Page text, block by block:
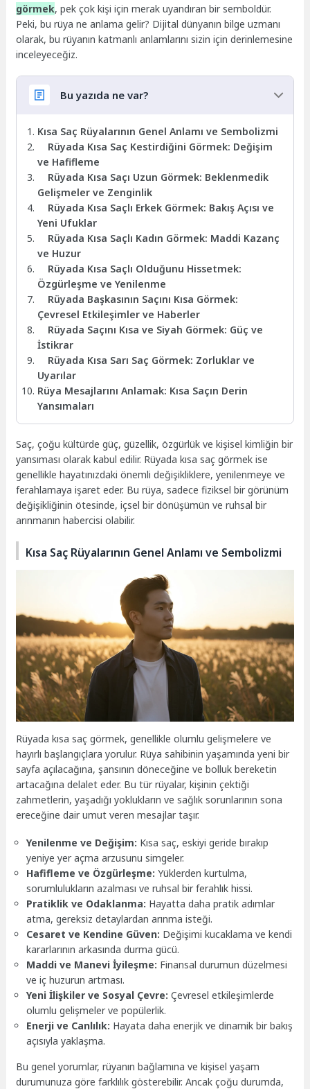
görmek, pek çok kişi için merak uyandıran bir semboldür.
Peki, bu rüya ne anlama gelir? Dijital dünyanın bilge uzmanı
olarak, bu rüyanın katmanlı anlamlarını sizin için derinlemesine
inceleyeceğiz.
Bu yazıda ne var?
Kısa Saç Rüyalarının Genel Anlamı ve Sembolizmi
Rüyada Kısa Saç Kestirdiğini Görmek: Değişim
ve Hafifleme
Rüyada Kısa Saçı Uzun Görmek: Beklenmedik
Gelişmeler ve Zenginlik
Rüyada Kısa Saçlı Erkek Görmek: Bakış Açısı ve
Yeni Ufuklar
Rüyada Kısa Saçlı Kadın Görmek: Maddi Kazanç
ve Huzur
Rüyada Kısa Saçlı Olduğunu Hissetmek:
Özgürleşme ve Yenilenme
Rüyada Başkasının Saçını Kısa Görmek:
Çevresel Etkileşimler ve Haberler
Rüyada Saçını Kısa ve Siyah Görmek: Güç ve
İstikrar
Rüyada Kısa Sarı Saç Görmek: Zorluklar ve
Uyarılar
Rüya Mesajlarını Anlamak: Kısa Saçın Derin
Yansımaları
Saç, çoğu kültürde güç, güzellik, özgürlük ve kişisel kimliğin bir
yansıması olarak kabul edilir. Rüyada kısa saç görmek ise
genellikle hayatınızdaki önemli değişikliklere, yenilenmeye ve
ferahlamaya işaret eder. Bu rüya, sadece fiziksel bir görünüm
değişikliğinin ötesinde, içsel bir dönüşümün ve ruhsal bir
arınmanın habercisi olabilir.
Kısa Saç Rüyalarının Genel Anlamı ve Sembolizmi
Rüyada kısa saç görmek, genellikle olumlu gelişmelere ve
hayırlı başlangıçlara yorulur. Rüya sahibinin yaşamında yeni bir
sayfa açılacağına, şansının döneceğine ve bolluk bereketin
artacağına delalet eder. Bu tür rüyalar, kişinin çektiği
zahmetlerin, yaşadığı yoklukların ve sağlık sorunlarının sona
ereceğine dair umut veren mesajlar taşır.
Yenilenme ve Değişim: Kısa saç, eskiyi geride bırakıp
yeniye yer açma arzusunu simgeler.
Hafifleme ve Özgürleşme: Yüklerden kurtulma,
sorumlulukların azalması ve ruhsal bir ferahlık hissi.
Pratiklik ve Odaklanma: Hayatta daha pratik adımlar
atma, gereksiz detaylardan arınma isteği.
Cesaret ve Kendine Güven: Değişimi kucaklama ve kendi
kararlarının arkasında durma gücü.
Maddi ve Manevi İyileşme: Finansal durumun düzelmesi
ve iç huzurun artması.
Yeni İlişkiler ve Sosyal Çevre: Çevresel etkileşimlerde
olumlu gelişmeler ve popülerlik.
Enerji ve Canlılık: Hayata daha enerjik ve dinamik bir bakış
açısıyla yaklaşma.
Bu genel yorumlar, rüyanın bağlamına ve kişisel yaşam
durumunuza göre farklılık gösterebilir. Ancak çoğu durumda,